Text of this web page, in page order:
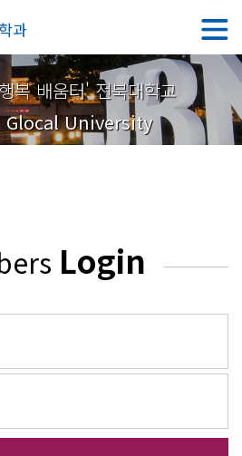
과
복 배움터' 전북대학교
Glocal University
Login